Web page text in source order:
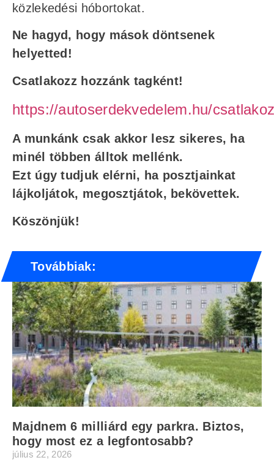
közlekedési hóbortokat.
Ne hagyd, hogy mások döntsenek
helyetted!
Csatlakozz hozzánk tagként!
https://autoserdekvedelem.hu/
A munkánk csak akkor lesz sikeres, ha
minél többen álltok mellénk.
Ezt úgy tudjuk elérni, ha posztjainkat
lájkoljátok, megosztjátok, bekövettek.
Köszönjük!
Továbbiak:
Majdnem 6 milliárd egy parkra. Biztos,
hogy most ez a legfontosabb?
július 22, 2026